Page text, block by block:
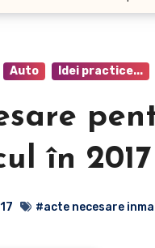
Auto Idei practice...
în 2017
#acte necesare